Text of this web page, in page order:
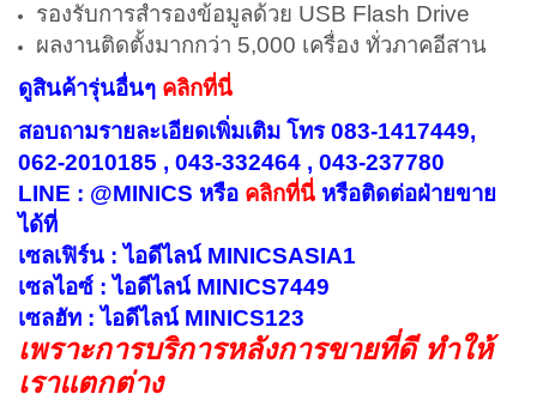
รองรับการสำรองข้อมูลด้วย USB Flash Drive
ผลงานติดตั้งมากกว่า 5,000 เครื่อง ทั่วภาคอีสาน
ดูสินค้ารุ่นอื่นๆ คลิกที่นี่
สอบถามรายละเอียดเพิ่มเติม โทร 083-1417449,
062-2010185 , 043-332464 , 043-237780
LINE : @MINICS หรือ คลิกที่นี่ หรือติดต่อฝ่ายขาย
ได้ที่
เซลเฟิร์น : ไอดีไลน์ MINICSASIA1
เซลไอซ์ : ไอดีไลน์ MINICS7449
เซลฮัท : ไอดีไลน์ MINICS123
เพราะการบริการหลังการขายที่ดี ทำให้
เราแตกต่าง